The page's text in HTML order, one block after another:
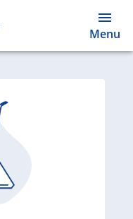
Menu